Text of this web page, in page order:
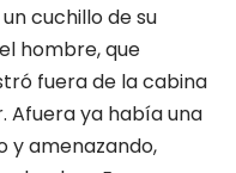
cuchillo de su
hombre, que
fuera de la cabina
Afuera ya había una
y amenazando,